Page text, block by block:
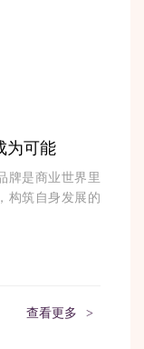
为可能
牌是商业世界里
构筑自身发展的
查看更多 >